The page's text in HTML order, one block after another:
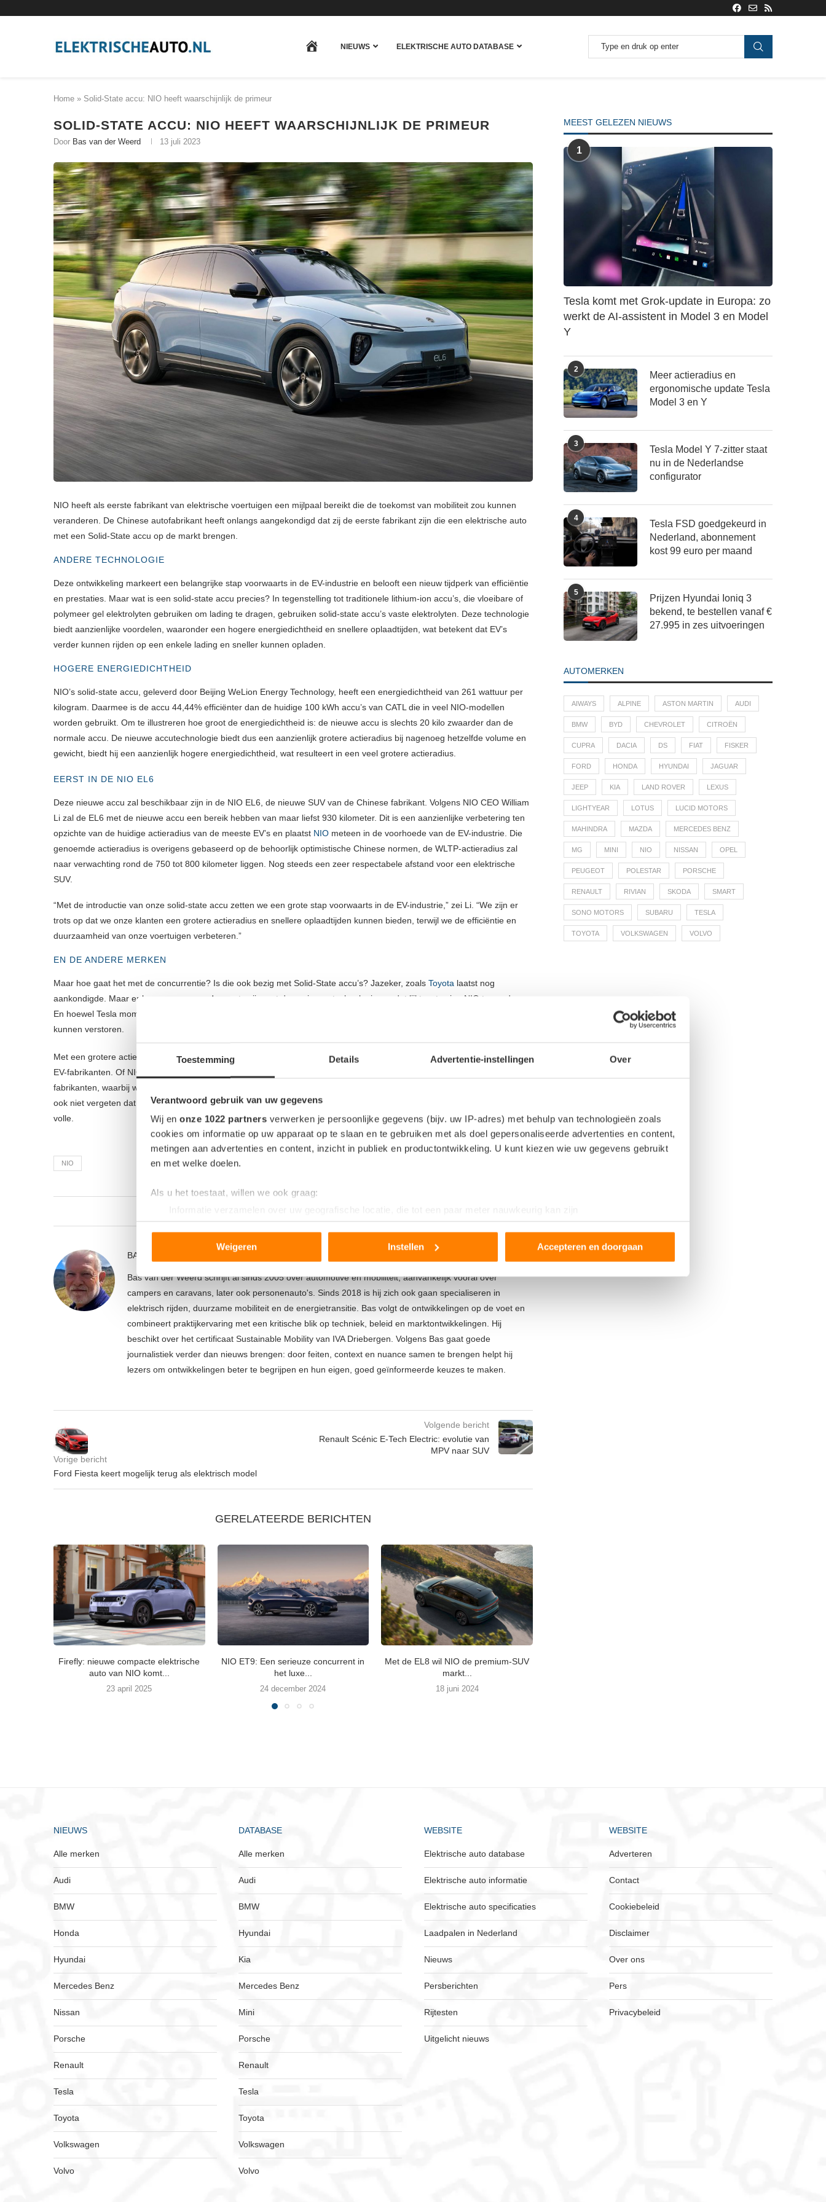
Toestemming Details Advertentie-instellingen Over
Verantwoord gebruik van uw gegevens
Wij en onze 1022 partners verwerken je persoonlijke gegevens (bijv. uw IP-adres) met behulp van technologieën zoals
cookies om informatie op uw apparaat op te slaan en te gebruiken met als doel gepersonaliseerde advertenties en content,
metingen aan advertenties en content, inzicht in publiek en productontwikkeling. U kunt kiezen wie uw gegevens gebruikt
en met welke doelen.
Als u het toestaat, willen we ook graag:
Informatie verzamelen over uw geografische locatie, die tot een paar meter nauwkeurig kan zijn
Lees meer over hoe uw persoonlijke gegevens worden verwerkt en stel uw voorkeuren in het
detailgedeelte
We gebruiken cookies om content en advertenties te personaliseren, om functies voor social media te bieden en om ons
websiteverkeer te analyseren. Ook delen we informatie over uw gebruik van onze site met onze partners voor social
media, adverteren en analyse. Deze partners kunnen deze gegevens combineren met andere informatie die u aan ze heeft
verstrekt of die ze hebben verzameld op basis van uw gebruik van hun services.
Weigeren Instellen Accepteren en doorgaan
HOMENIEUWS ELEKTRISCHE AUTO DATABASE
Home » Solid-State accu: NIO heeft waarschijnlijk de primeur
SOLID-STATE ACCU: NIO HEEFT WAARSCHIJNLIJK DE PRIMEUR
Door Bas van der Weerd 13 juli 2023
NIO heeft als eerste fabrikant van elektrische voertuigen een mijlpaal bereikt die de toekomst van mobiliteit zou kunnen
veranderen. De Chinese autofabrikant heeft onlangs aangekondigd dat zij de eerste fabrikant zijn die een elektrische auto
met een Solid-State accu op de markt brengen.
ANDERE TECHNOLOGIE
Deze ontwikkeling markeert een belangrijke stap voorwaarts in de EV-industrie en belooft een nieuw tijdperk van efficiëntie
en prestaties. Maar wat is een solid-state accu precies? In tegenstelling tot traditionele lithium-ion accu’s, die vloeibare of
polymeer gel elektrolyten gebruiken om lading te dragen, gebruiken solid-state accu’s vaste elektrolyten. Deze technologie
biedt aanzienlijke voordelen, waaronder een hogere energiedichtheid en snellere oplaadtijden, wat betekent dat EV’s
verder kunnen rijden op een enkele lading en sneller kunnen opladen.
HOGERE ENERGIEDICHTHEID
NIO’s solid-state accu, geleverd door Beijing WeLion Energy Technology, heeft een energiedichtheid van 261 wattuur per
kilogram. Daarmee is de accu 44,44% efficiënter dan de huidige 100 kWh accu’s van CATL die in veel NIO-modellen
worden gebruikt. Om te illustreren hoe groot de energiedichtheid is: de nieuwe accu is slechts 20 kilo zwaarder dan de
normale accu. De nieuwe accutechnologie biedt dus een aanzienlijk grotere actieradius bij nagenoeg hetzelfde volume en
gewicht, biedt hij een aanzienlijk hogere energiedichtheid, wat resulteert in een veel grotere actieradius.
EERST IN DE NIO EL6
Deze nieuwe accu zal beschikbaar zijn in de NIO EL6, de nieuwe SUV van de Chinese fabrikant. Volgens NIO CEO William
Li zal de EL6 met de nieuwe accu een bereik hebben van maar liefst 930 kilometer. Dit is een aanzienlijke verbetering ten
opzichte van de huidige actieradius van de meeste EV’s en plaatst NIO meteen in de voorhoede van de EV-industrie. Die
genoemde actieradius is overigens gebaseerd op de behoorlijk optimistische Chinese normen, de WLTP-actieradius zal
naar verwachting rond de 750 tot 800 kilometer liggen. Nog steeds een zeer respectabele afstand voor een elektrische
SUV.
“Met de introductie van onze solid-state accu zetten we een grote stap voorwaarts in de EV-industrie,” zei Li. “We zijn er
trots op dat we onze klanten een grotere actieradius en snellere oplaadtijden kunnen bieden, terwijl we de efficiëntie en
duurzaamheid van onze voertuigen verbeteren.”
EN DE ANDERE MERKEN
Maar hoe gaat het met de concurrentie? Is die ook bezig met Solid-State accu’s? Jazeker, zoals Toyota laatst nog
aankondigde. Maar er kan er maar een de eerste zijn met deze nieuwe technologie, en dat lijkt zo te zien NIO te worden.
En hoewel Tesla momenteel marktleider is in de EV-industrie, zou NIO’s nieuwe accutechnologie de balans wel eens flink
kunnen verstoren.
Met een grotere actieradius en snellere oplaadtijden heeft NIO immers een aanzienlijk voordeel ten opzichte van andere
EV-fabrikanten. Of NIO hiermee daadwerkelijk aan de stoelpoten van Tesla kan zagen, is nog maar de vraag. Maar andere
fabrikanten, waarbij wij meteen aan Lucid Motors moeten denken, zouden dit wel degelijk kunnen merken. Laten we hierbij
ook niet vergeten dat de accupakketten van NIO ‘swappable’ zijn. Je kunt ze met in een paar minuten omruilen voor een
volle.
NIO
BAS VAN DER WEERD
Bas van der Weerd schrijft al sinds 2005 over automotive en mobiliteit, aanvankelijk vooral over
campers en caravans, later ook personenauto's. Sinds 2018 is hij zich ook gaan specialiseren in
elektrisch rijden, duurzame mobiliteit en de energietransitie. Bas volgt de ontwikkelingen op de voet en
combineert praktijkervaring met een kritische blik op techniek, beleid en marktontwikkelingen. Hij
beschikt over het certificaat Sustainable Mobility van IVA Driebergen. Volgens Bas gaat goede
journalistiek verder dan nieuws brengen: door feiten, context en nuance samen te brengen helpt hij
lezers om ontwikkelingen beter te begrijpen en hun eigen, goed geïnformeerde keuzes te maken.
Vorige bericht
Ford Fiesta keert mogelijk terug als elektrisch model
Volgende bericht
Renault Scénic E-Tech Electric: evolutie van
MPV naar SUV
GERELATEERDE BERICHTEN
Firefly: nieuwe compacte elektrische
auto van NIO komt...
23 april 2025
NIO ET9: Een serieuze concurrent in
het luxe...
24 december 2024
Met de EL8 wil NIO de premium-SUV
markt...
18 juni 2024
MEEST GELEZEN NIEUWS
1
Tesla komt met Grok-update in Europa: zo
werkt de AI-assistent in Model 3 en Model
Y
2
Meer actieradius en
ergonomische update Tesla
Model 3 en Y
3
Tesla Model Y 7-zitter staat
nu in de Nederlandse
configurator
4
Tesla FSD goedgekeurd in
Nederland, abonnement
kost 99 euro per maand
5
Prijzen Hyundai Ioniq 3
bekend, te bestellen vanaf €
27.995 in zes uitvoeringen
AUTOMERKEN
AIWAYS ALPINE ASTON MARTIN AUDI
BMW BYD CHEVROLET CITROËN
CUPRA DACIA DS FIAT FISKER
FORD HONDA HYUNDAI JAGUAR
JEEP KIA LAND ROVER LEXUS
LIGHTYEAR LOTUS LUCID MOTORS
MAHINDRA MAZDA MERCEDES BENZ
MG MINI NIO NISSAN OPEL
PEUGEOT POLESTAR PORSCHE
RENAULT RIVIAN SKODA SMART
SONO MOTORS SUBARU TESLA
TOYOTA VOLKSWAGEN VOLVO
NIEUWS
Alle merken
Audi
BMW
Honda
Hyundai
Mercedes Benz
Nissan
Porsche
Renault
Tesla
Toyota
Volkswagen
Volvo
DATABASE
Alle merken
Audi
BMW
Hyundai
Kia
Mercedes Benz
Mini
Porsche
Renault
Tesla
Toyota
Volkswagen
Volvo
WEBSITE
Elektrische auto database
Elektrische auto informatie
Elektrische auto specificaties
Laadpalen in Nederland
Nieuws
Persberichten
Rijtesten
Uitgelicht nieuws
WEBSITE
Adverteren
Contact
Cookiebeleid
Disclaimer
Over ons
Pers
Privacybeleid